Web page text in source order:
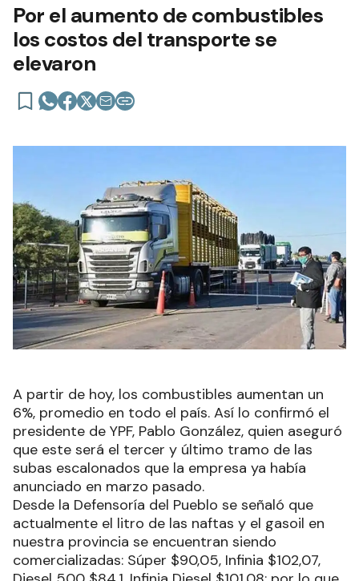
Por el aumento de combustibles
los costos del transporte se
elevaron
A partir de hoy, los combustibles aumentan un
6%, promedio en todo el país. Así lo confirmó el
presidente de YPF, Pablo González, quien aseguró
que este será el tercer y último tramo de las
subas escalonados que la empresa ya había
anunciado en marzo pasado.
Desde la Defensoría del Pueblo se señaló que
actualmente el litro de las naftas y el gasoil en
nuestra provincia se encuentran siendo
comercializadas: Súper $90,05, Infinia $102,07,